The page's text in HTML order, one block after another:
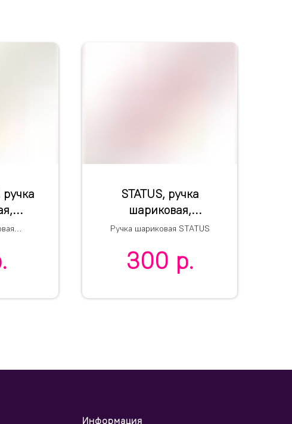
ручка
STATUS, ручка
шариковая,
красный/хром,
Ручка шариковая STATUS
300 р.
Информация